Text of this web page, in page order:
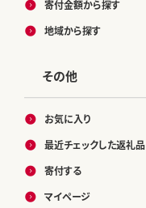
寄付金額から探す
地域から探す
その他
お気に入り
最近チェックした返礼品
寄付する
マイページ